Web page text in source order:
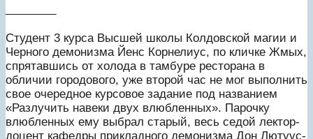
Студент 3 курса Высшей школы Колдовской магии и
Черного демонизма Йенс Корнелиус, по кличке Жмых,
спрятавшись от холода в тамбуре ресторана в
обличии городового, уже второй час не мог выполнить
свое очередное курсовое задание под названием
«Разлучить навеки двух влюбленных». Парочку
влюбленных ему выбрал старый, весь седой лектор-
доцент кафедры прикладного демонизма Дон Лютуус-